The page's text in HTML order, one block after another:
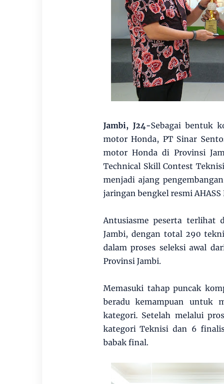
Jambi, J24-Sebagai bentuk
motor Honda, PT Sinar
motor Honda di Provinsi
Technical Skill Contest
menjadi ajang
jaringan bengkel resmi AHASS
Antusiasme peserta terlihat
Jambi, dengan total 290
dalam proses seleksi awal
Provinsi Jambi.
Memasuki tahap puncak
beradu kemampuan untuk
kategori. Setelah melalui
kategori Teknisi dan 6
babak final.